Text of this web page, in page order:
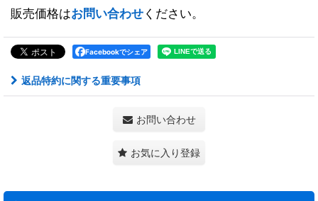
販売価格はお問い合わせください。
Facebookでシェア
返品特約に関する重要事項
お問い合わせ
お気に入り登録